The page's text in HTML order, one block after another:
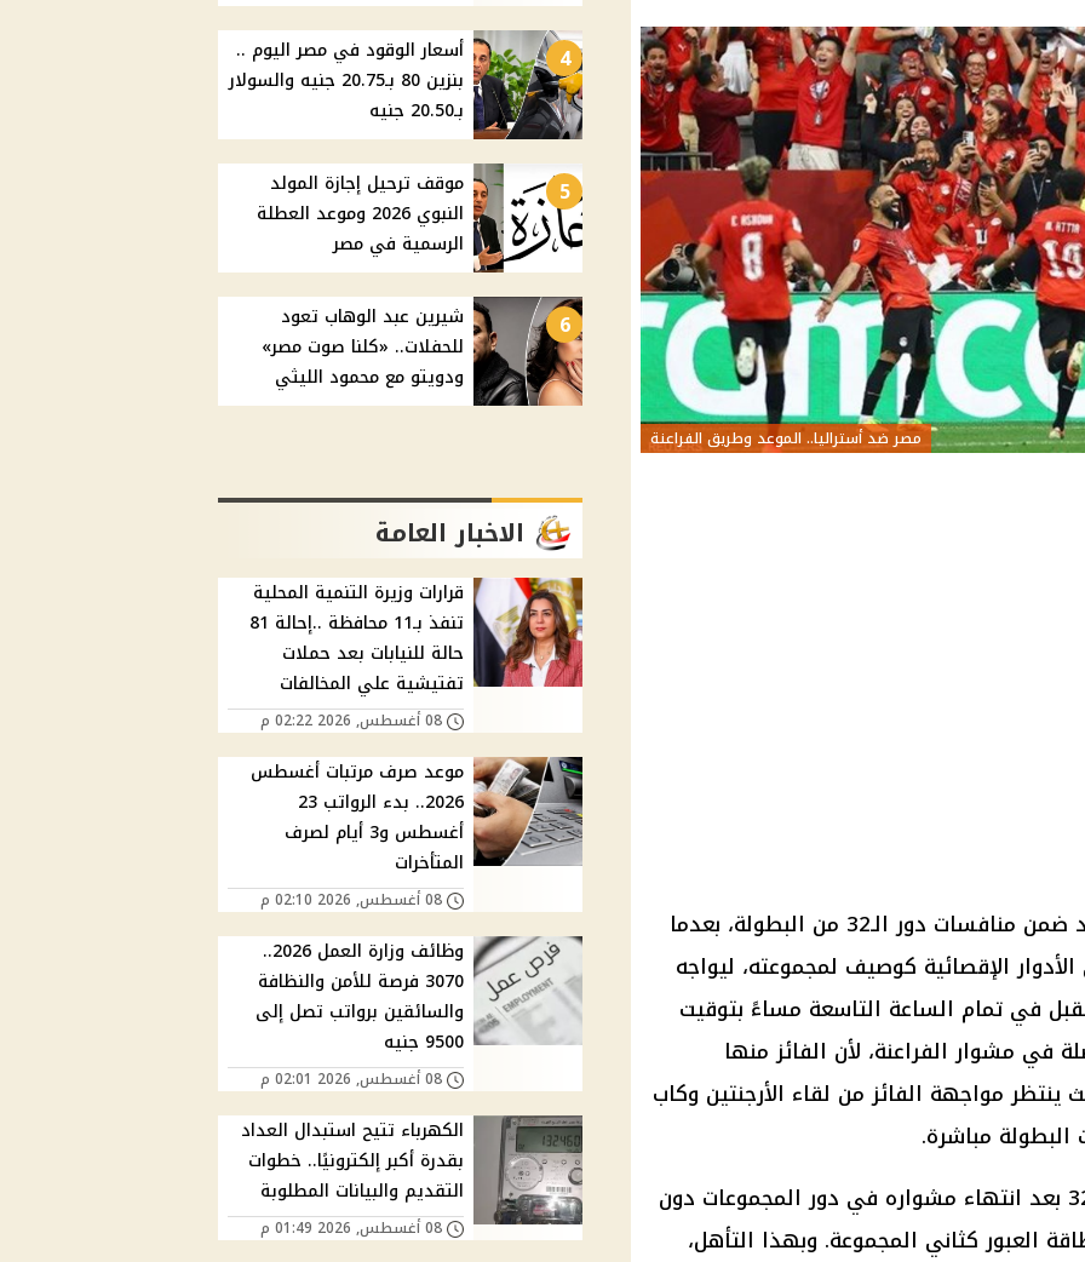
مصر ضد أستراليا.. الموعد وطريق الفراعنة
موعد مباراة مصر ضد أستراليا تحدد ضمن منافسات دور الـ32 من البطولة، بعدما
الإقصائية كوصيف لمجموعته، ليواجه
في تمام الساعة التاسعة مساءً بتوقيت
في مشوار الفراعنة، لأن الفائز منها
الطريق إلى دور الـ16، حيث ينتظر مواجهة الفائز من لقاء الأرجنتين وكاب
البطولة مباشرة.
وجاء تأهل منتخب مصر إلى دور الـ32 بعد انتهاء مشواره في دور المجموعات دون
العبور كثاني المجموعة. وبهذا التأهل،
4
أسعار الوقود في مصر اليوم ..
بنزين 80 بـ20.75 جنيه والسولار
بـ20.50 جنيه
5
موقف ترحيل إجازة المولد
النبوي 2026 وموعد العطلة
الرسمية في مصر
6
شيرين عبد الوهاب تعود
للحفلات.. «كلنا صوت مصر»
ودويتو مع محمود الليثي
الاخبار العامة
قرارات وزيرة التنمية المحلية
تنفذ بـ11 محافظة ..إحالة 81
حالة للنيابات بعد حملات
تفتيشية علي المخالفات
08 أغسطس, 2026 02:22 م
موعد صرف مرتبات أغسطس
2026.. بدء الرواتب 23
أغسطس و3 أيام لصرف
المتأخرات
08 أغسطس, 2026 02:10 م
وظائف وزارة العمل 2026..
3070 فرصة للأمن والنظافة
والسائقين برواتب تصل إلى
9500 جنيه
08 أغسطس, 2026 02:01 م
الكهرباء تتيح استبدال العداد
بقدرة أكبر إلكترونيًا.. خطوات
التقديم والبيانات المطلوبة
08 أغسطس, 2026 01:49 م